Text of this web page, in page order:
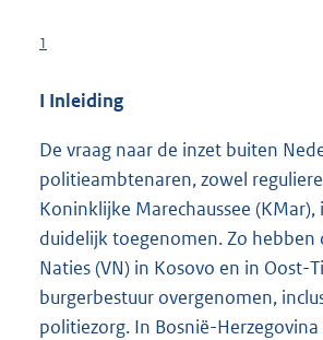
1
I Inleiding
De vraag naar de inzet buiten
politieambtenaren, zowel
Koninklijke Marechaussee (KMar),
duidelijk toegenomen. Zo hebben
Naties (VN) in Kosovo en in Oost-
burgerbestuur overgenomen,
politiezorg. In Bosnië-